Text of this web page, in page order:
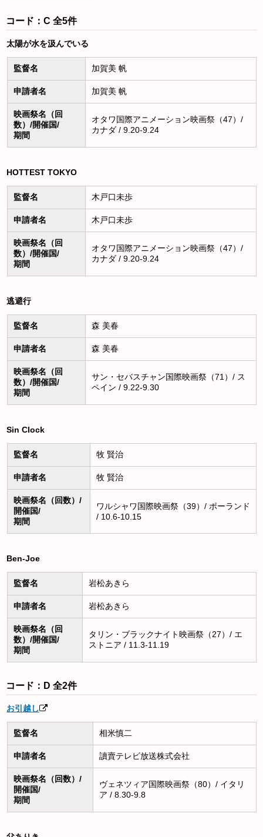
コード：C 全5件
太陽が水を汲んでいる
監督名 加賀美 帆
申請者名 加賀美 帆
映画祭名（回
数）/開催国/
期間
オタワ国際アニメーション映画祭（47）/
カナダ / 9.20-9.24
HOTTEST TOKYO
監督名 木戸口未歩
申請者名 木戸口未歩
映画祭名（回
数）/開催国/
期間
オタワ国際アニメーション映画祭（47）/
カナダ / 9.20-9.24
逃避行
監督名 森 美春
申請者名 森 美春
映画祭名（回
数）/開催国/
期間
サン・セバスチャン国際映画祭（71）/ ス
ペイン / 9.22-9.30
Sin Clock
監督名 牧 賢治
申請者名 牧 賢治
映画祭名（回数）/
開催国/
期間
ワルシャワ国際映画祭（39）/ ポーランド
/ 10.6-10.15
Ben-Joe
監督名 岩松あきら
申請者名 岩松あきら
映画祭名（回
数）/開催国/
期間
タリン・ブラックナイト映画祭（27）/ エ
ストニア / 11.3-11.19
コード：D 全2件
お引越し
監督名 相米慎二
申請者名 讀賣テレビ放送株式会社
映画祭名（回数）/
開催国/
期間
ヴェネツィア国際映画祭（80）/ イタリ
ア / 8.30-9.8